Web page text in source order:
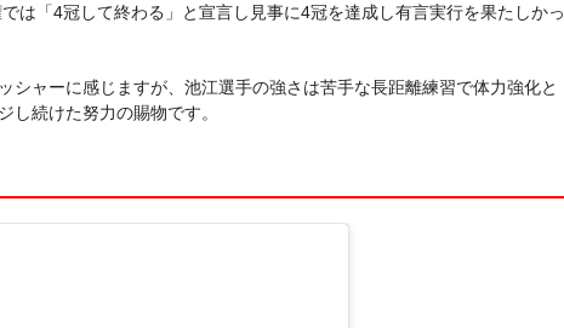
は「4冠して終わる」と宣言し見事に4冠を達成し有言実行を果たしかっ
シャーに感じますが、池江選手の強さは苦手な長距離練習で体力強化と
し続けた努力の賜物です。